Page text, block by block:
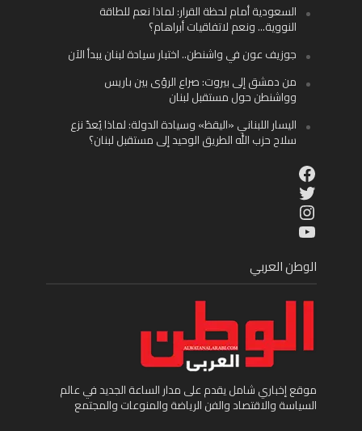
السعودية أمام لحظة القرار: لماذا نعم للطاقة
النووية… ونعم لاتفاقيات أبراهام؟
جوزيف عون في واشنطن.. اختبار سيادة لبنان يبدأ الآن
من دمشق إلى بيروت: صراع الرؤى بين باريس
وواشنطن حول مستقبل لبنان
اليسار اللبناني «اليقظ» وسيادة الدولة: لماذا يُعدّ نزع
سلاح حزب الله الطريق الوحيد إلى مستقبل لبنان؟
Facebook
Twitter
Instagram
YouTube
الوطن العربي
موقع إخباري شامل يقدم على مدار الساعة الجديد في عالم
السياسة والاقتصاد والفن الرياضة والمنوعات والمجتمع